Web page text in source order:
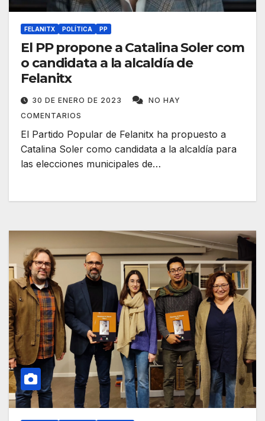
FELANITX POLÍTICA PP
El PP propone a Catalina Soler com
o candidata a la alcaldía de
Felanitx
30 DE ENERO DE 2023
NO HAY
COMENTARIOS
El Partido Popular de Felanitx ha propuesto a
Catalina Soler como candidata a la alcaldía para
las elecciones municipales de…